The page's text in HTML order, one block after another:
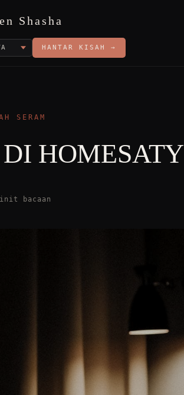
Shasha
HANTAR KISAH →
SERAM
HOMESATY
bacaan